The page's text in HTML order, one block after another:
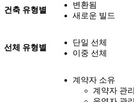
건축 유형별
변환됨
새로운 빌드
선체 유형별
단일 선체
이중 선체
계약자 소유
계약자 관리